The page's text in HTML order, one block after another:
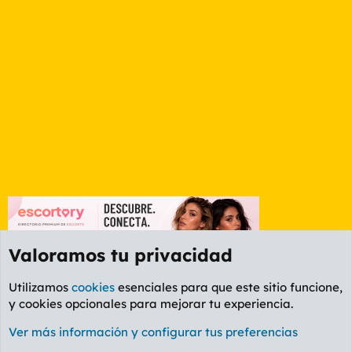
Foro General
Cookies
PL OLDSTYLE AMARILLO
Valoramos tu privacidad
Utilizamos cookies esenciales para que este sitio funcione,
y cookies opcionales para mejorar tu experiencia.
Ver más información y configurar tus preferencias